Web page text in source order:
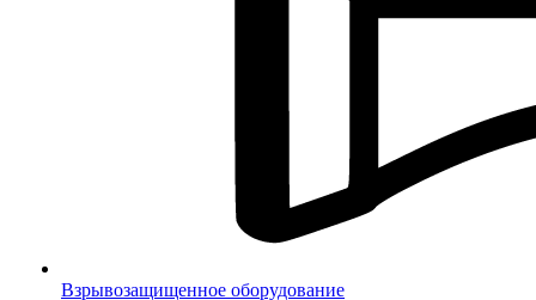
Взрывозащищенное оборудование